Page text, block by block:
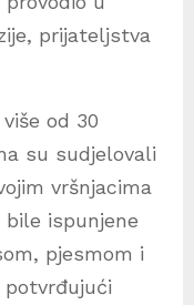
prijateljstva
od 30
su sudjelovali
vršnjacima
bile ispunjene
pjesmom i
potvrđujući